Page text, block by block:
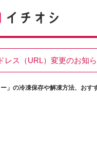
レス（URL）変更のお知
」の冷凍保存や解凍方法、お